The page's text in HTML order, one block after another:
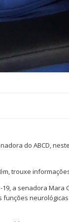
do ABCD,
trouxe
a senadora Mara